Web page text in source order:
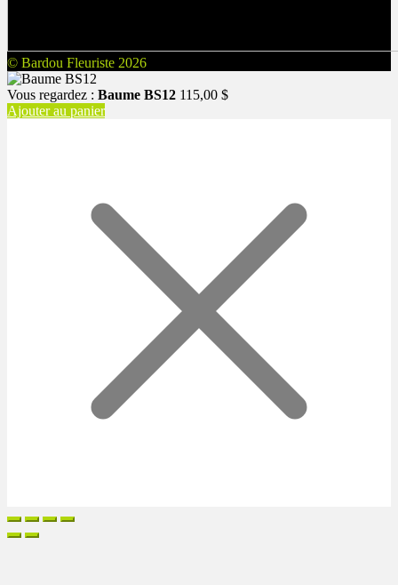
© Bardou Fleuriste 2026
Vous regardez : Baume BS12 115,00 $
Ajouter au panier